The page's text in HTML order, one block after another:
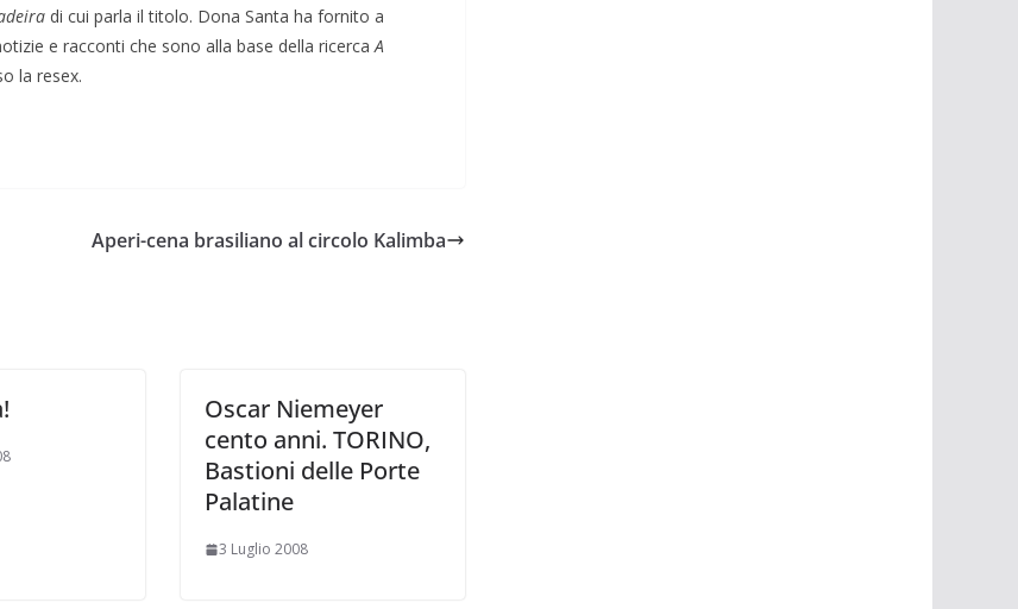
di cui parla il titolo. Dona Santa ha fornito a
e racconti che sono alla base della ricercaA
la resex.
Aperi-cena brasiliano al circolo Kalimba
Oscar Niemeyer
cento anni. TORINO,
Bastioni delle Porte
Palatine
3 Luglio 2008